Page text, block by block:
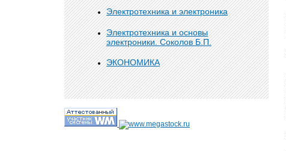
Электротехника и электроника
Электротехника и основы
электроники. Соколов Б.П.
ЭКОНОМИКА